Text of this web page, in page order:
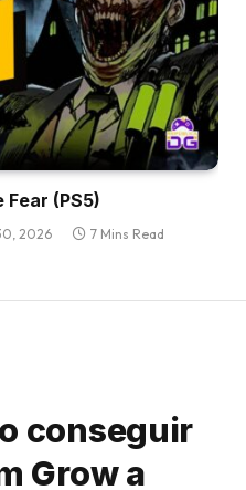
Fear (PS5)
2026 7 Mins Read
conseguir
Grow a